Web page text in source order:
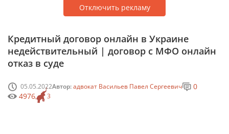
Отключить рекламу
Кредитный договор онлайн в Украине
недействительный | договор с МФО онлайн
отказ в суде
05.05.2022Автор:адвокат Васильев Павел Сергеевич
3
0
4976